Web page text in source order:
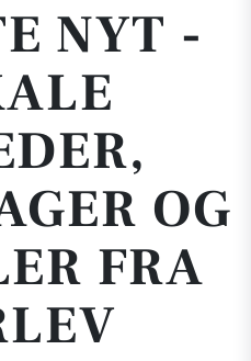
NYT -
OG
FRA